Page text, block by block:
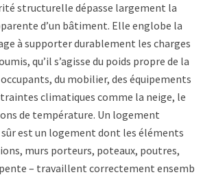
structurelle dépasse largement la
d’un bâtiment. Elle englobe la
à supporter durablement les charges
qu’il s’agisse du poids propre de la
du mobilier, des équipements
climatiques comme la neige, le
de température. Un logement
est un logement dont les éléments
murs porteurs, poteaux, poutres,
– travaillent correctement ensemble